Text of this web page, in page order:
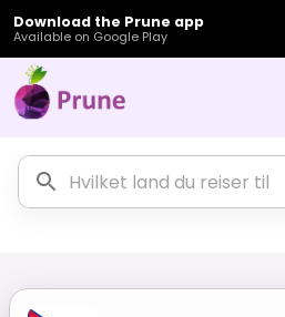
Download the Prune app
Available on Google Play